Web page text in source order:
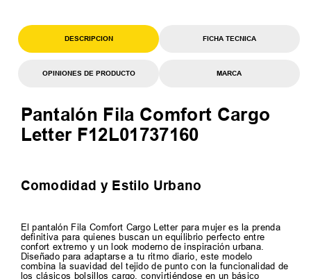
DESCRIPCION FICHA TECNICA
OPINIONES DE PRODUCTO MARCA
Pantalón Fila Comfort Cargo
Letter F12L01737160
Comodidad y Estilo Urbano
El pantalón Fila Comfort Cargo Letter para mujer es la prenda
definitiva para quienes buscan un equilibrio perfecto entre
confort extremo y un look moderno de inspiración urbana.
Diseñado para adaptarse a tu ritmo diario, este modelo
combina la suavidad del tejido de punto con la funcionalidad de
los clásicos bolsillos cargo, convirtiéndose en un básico